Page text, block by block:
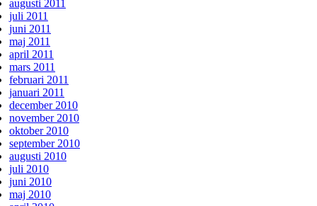
augusti 2011
juli 2011
juni 2011
maj 2011
april 2011
mars 2011
februari 2011
januari 2011
december 2010
november 2010
oktober 2010
september 2010
augusti 2010
juli 2010
juni 2010
maj 2010